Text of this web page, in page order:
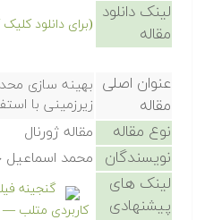
لینک دانلود
مقاله
(برای دانلود
عنوان اصلی
مقاله
بهینه سازی
زیرزمینی با
نوع مقاله مقاله ژورنال
نویسندگان محمد
لینک های
پیشنهادی
گنجینه
کاربردی متلب —